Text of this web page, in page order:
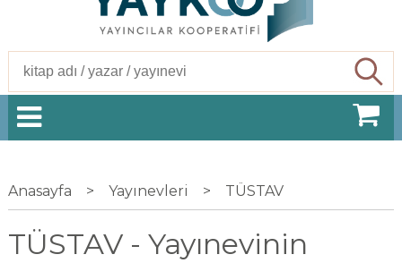
Anasayfa > Yayınevleri > TÜSTAV
TÜSTAV - Yayınevinin